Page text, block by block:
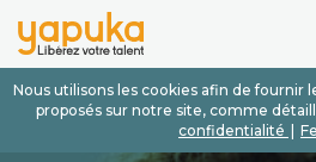
Nous utilisons les cookies afin de fournir
proposés sur notre site, comme
confidentialité